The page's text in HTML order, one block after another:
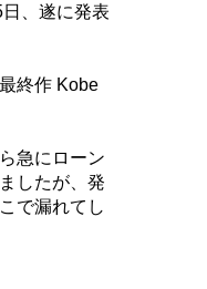
、遂に発表
終作 Kobe
急にローン
したが、発
で漏れてし